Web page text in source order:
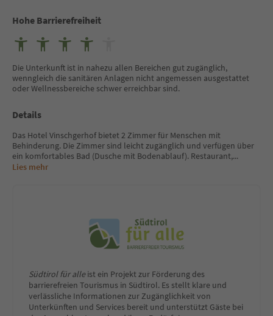
Hohe Barrierefreiheit
Die Unterkunft ist in nahezu allen Bereichen gut zugänglich,
wenngleich die sanitären Anlagen nicht angemessen ausgestattet
oder Wellnessbereiche schwer erreichbar sind.
Details
Das Hotel Vinschgerhof bietet 2 Zimmer für Menschen mit
Behinderung. Die Zimmer sind leicht zugänglich und verfügen über
ein komfortables Bad (Dusche mit Bodenablauf). Restaurant,...
Lies mehr
Südtirol für alleist ein Projekt zur Förderung des
barrierefreien Tourismus in Südtirol. Es stellt klare und
verlässliche Informationen zur Zugänglichkeit von
Unterkünften und Services bereit und unterstützt Gäste bei